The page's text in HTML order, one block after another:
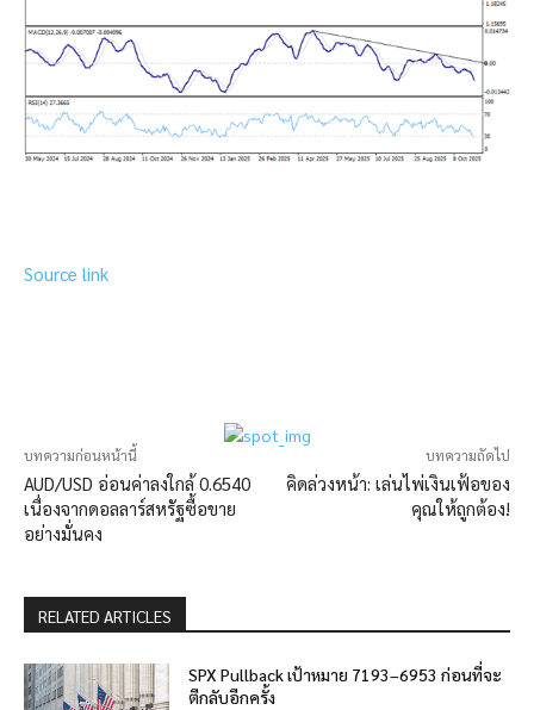
Source link
บทความก่อนหน้านี้
AUD/USD อ่อนค่าลงใกล้ 0.6540
เนื่องจากดอลลาร์สหรัฐซื้อขาย
อย่างมั่นคง
บทความถัดไป
คิดล่วงหน้า: เล่นไพ่เงินเฟ้อของ
คุณให้ถูกต้อง!
RELATED ARTICLES
SPX Pullback เป้าหมาย 7193–6953 ก่อนที่จะ
ตีกลับอีกครั้ง